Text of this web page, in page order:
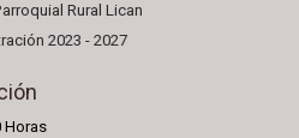
Rural Lican
2023 - 2027
Horas